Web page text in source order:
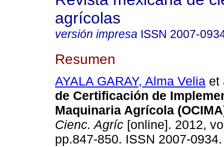
agrícolas
versión impresa ISSN 2007-
Resumen
AYALA GARAY, Alma Velia et
de Certificación de
Maquinaria Agrícola
Cienc. Agríc [online]. 2012,
pp.847-850. ISSN 2007-0934.